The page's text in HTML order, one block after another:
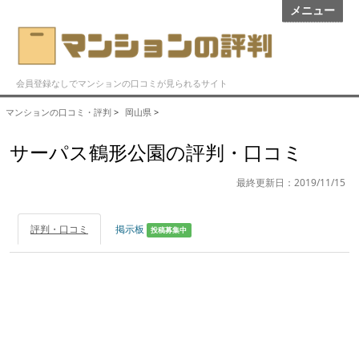
メニュー
会員登録なしでマンションの口コミが見られるサイト
マンションの口コミ・評判 > 岡山県 >
サーパス鶴形公園の評判・口コミ
最終更新日：2019/11/15
評判・口コミ 掲示板 投稿募集中